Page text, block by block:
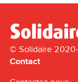
© Solidaire
Contact